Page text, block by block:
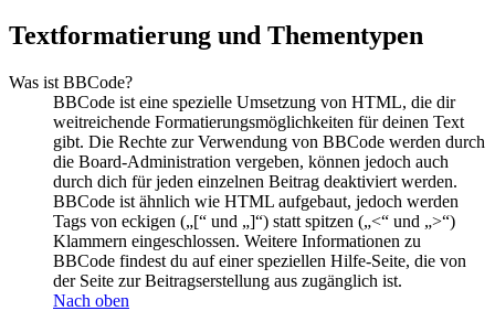
Textformatierung und Thementypen
Was ist BBCode?
BBCode ist eine spezielle Umsetzung von HTML, die dir
weitreichende Formatierungsmöglichkeiten für deinen Text
gibt. Die Rechte zur Verwendung von BBCode werden durch
die Board-Administration vergeben, können jedoch auch
durch dich für jeden einzelnen Beitrag deaktiviert werden.
BBCode ist ähnlich wie HTML aufgebaut, jedoch werden
Tags von eckigen („[“ und „]“) statt spitzen („<“ und „>“)
Klammern eingeschlossen. Weitere Informationen zu
BBCode findest du auf einer speziellen Hilfe-Seite, die von
der Seite zur Beitragserstellung aus zugänglich ist.
Nach oben